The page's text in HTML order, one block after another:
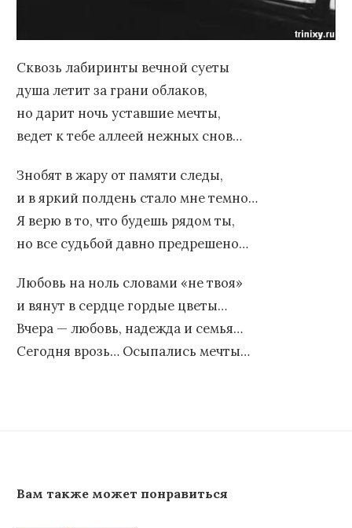
Сквозь лабиринты вечной суеты
душа летит за грани облаков,
но дарит ночь уставшие мечты,
ведет к тебе аллеей нежных снов…
Знобят в жару от памяти следы,
и в яркий полдень стало мне темно…
Я верю в то, что будешь рядом ты,
но все судьбой давно предрешено…
Любовь на ноль словами «не твоя»
и вянут в сердце гордые цветы…
Вчера — любовь, надежда и семья…
Сегодня врозь… Осыпались мечты…
Вам также может понравиться